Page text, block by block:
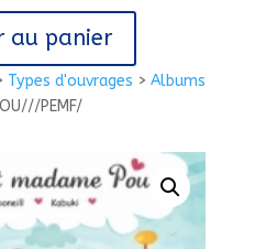
Types d'ouvrages > Albums
PEMF/
au panier